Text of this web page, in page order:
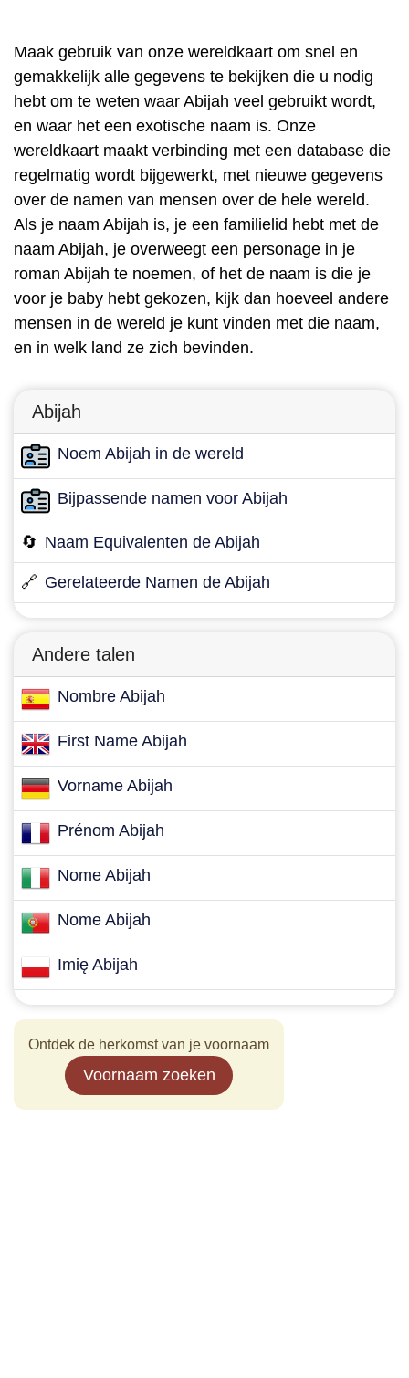
Maak gebruik van onze wereldkaart om snel en
gemakkelijk alle gegevens te bekijken die u nodig
hebt om te weten waar Abijah veel gebruikt wordt,
en waar het een exotische naam is. Onze
wereldkaart maakt verbinding met een database die
regelmatig wordt bijgewerkt, met nieuwe gegevens
over de namen van mensen over de hele wereld.
Als je naam Abijah is, je een familielid hebt met de
naam Abijah, je overweegt een personage in je
roman Abijah te noemen, of het de naam is die je
voor je baby hebt gekozen, kijk dan hoeveel andere
mensen in de wereld je kunt vinden met die naam,
en in welk land ze zich bevinden.
Abijah
Noem Abijah in de wereld
Bijpassende namen voor Abijah
🔄 Naam Equivalenten de Abijah
🔗 Gerelateerde Namen de Abijah
Andere talen
Nombre Abijah
First Name Abijah
Vorname Abijah
Prénom Abijah
Nome Abijah
Nome Abijah
Imię Abijah
Ontdek de herkomst van je voornaam
Voornaam zoeken